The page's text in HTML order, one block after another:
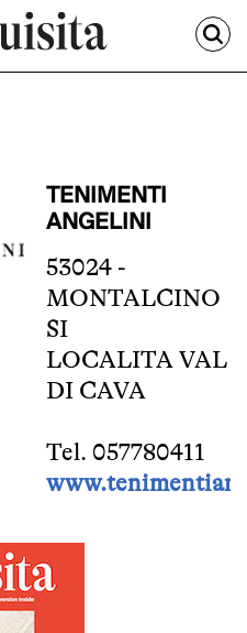
TENIMENTI
ANGELINI
53024 -
MONTALCINO
SI
LOCALITA VAL
DI CAVA
Tel. 057780411